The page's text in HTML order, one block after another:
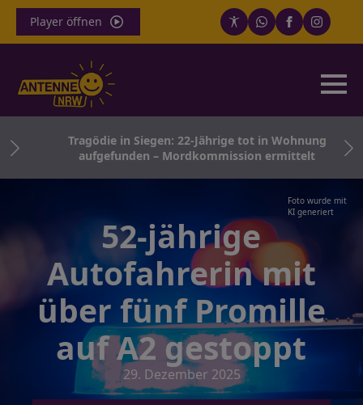
Player öffnen
Tragödie in Siegen: 22-Jährige tot in Wohnung
aufgefunden – Mordkommission ermittelt
Foto wurde mit
KI generiert
52-jährige
Autofahrerin mit
über fünf Promille
auf A2 gestoppt
29. Dezember 2025